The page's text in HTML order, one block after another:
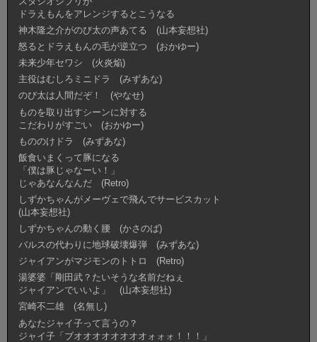
ドラえもんをアレンジするとこうなる
神木隆之介がのび太の声あてる (山本妄想社)
怒るとドラえもんの毛が逆立つ (おかゆー)
未来少年セワシ (火炎焔)
主役はむしろミニドラ (みずあな)
のび太は人間だぞ！ (やなせ)
ものを取り出すシーンに対する
こだわりがすごい (おかゆー)
もののけドラ (みずあな)
飯食いまくって豚になる
「僕は豚じゃなーい！」
じゃあなんなんだ (Retro)
しずかちゃんがメーヴェで飛んでサービスカット
(山本妄想社)
しずかちゃんの動く腰 (かさのば)
バルスの代わりに地球破壊爆弾 (みずあな)
ジャイアンがマジモンのトトロ (Retro)
湯婆婆「剛田武？たいそうな名前だねぇ
ジャイアンでいいよ」 (山本妄想社)
宮崎不二雄 (名無し)
あなたジャイ子って言うの？
ジャイ子「ブオオオオオオオオォォォ！！！」